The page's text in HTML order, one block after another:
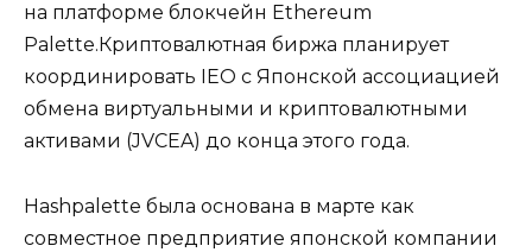
на платформе блокчейн Ethereum
Palette.Криптовалютная биржа планирует
координировать IEO с Японской ассоциацией
обмена виртуальными и криптовалютными
активами (JVCEA) до конца этого года.
Hashpalette была основана в марте как
совместное предприятие японской компании